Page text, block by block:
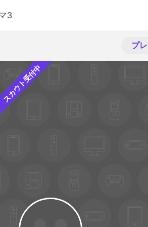
プ
スカウト受付中